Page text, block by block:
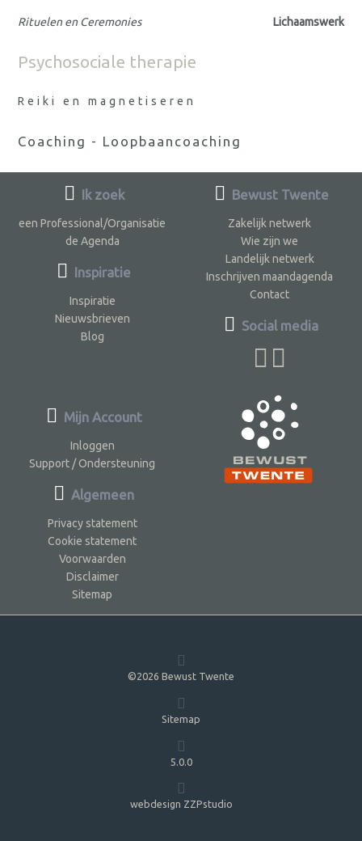
Rituelen en Ceremonies Lichaamswerk
Psychosociale therapie
Reiki en magnetiseren
Coaching - Loopbaancoaching
Ik zoek
een Professional/Organisatie
de Agenda
Inspiratie
Inspiratie
Nieuwsbrieven
Blog
Bewust Twente
Zakelijk netwerk
Wie zijn we
Landelijk netwerk
Inschrijven maandagenda
Contact
Social media
Mijn Account
Inloggen
Support / Ondersteuning
Algemeen
Privacy statement
Cookie statement
Voorwaarden
Disclaimer
Sitemap
©2026 Bewust Twente
Sitemap
5.0.0
webdesign ZZPstudio